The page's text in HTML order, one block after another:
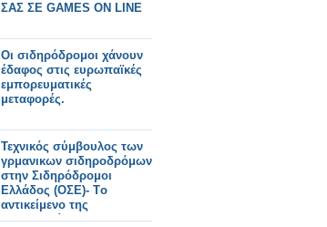
ΣΑΣ ΣΕ GAMES ON LINE
Οι σιδηρόδρομοι χάνουν
έδαφος στις ευρωπαϊκές
εμπορευματικές
μεταφορές.
Τεχνικός σύμβουλος των
γρμανικων σιδηροδρόμων
στην Σιδηρόδρομοι
Ελλάδος (ΟΣΕ)- Tο
αντικείμενο της
συνεργασίας.